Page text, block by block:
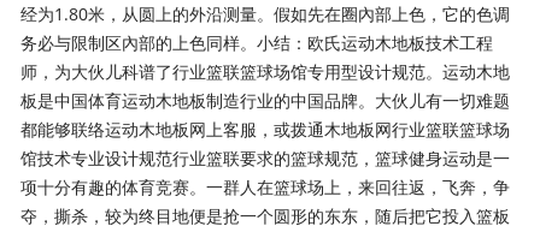
经为1.80米，从圆上的外沿测量。假如先在圈內部上色，它的色调
务必与限制区內部的上色同样。小结：欧氏运动木地板技术工程
师，为大伙儿科谱了行业篮联篮球场馆专用型设计规范。运动木地
板是中国体育运动木地板制造行业的中国品牌。大伙儿有一切难题
都能够联络运动木地板网上客服，或拨通木地板网行业篮联篮球场
馆技术专业设计规范行业篮联要求的篮球规范，篮球健身运动是一
项十分有趣的体育竞赛。一群人在篮球场上，来回往返，飞奔，争
夺，撕杀，较为终目地便是抢一个圆形的东东，随后把它投入篮板